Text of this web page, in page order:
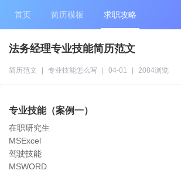
首页 简历模板 求职攻略
法务经理专业技能简历范文
简历范文 专业技能怎么写 04-01 2084浏览
专业技能（案例一）
在职研究生
MSExcel
驾驶技能
MSWORD